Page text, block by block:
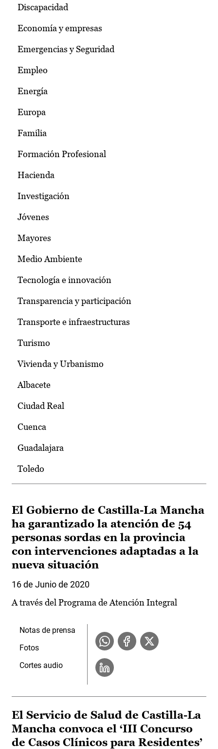
Discapacidad
Economía y empresas
Emergencias y Seguridad
Empleo
Energía
Europa
Familia
Formación Profesional
Hacienda
Investigación
Jóvenes
Mayores
Medio Ambiente
Tecnología e innovación
Transparencia y participación
Transporte e infraestructuras
Turismo
Vivienda y Urbanismo
Albacete
Ciudad Real
Cuenca
Guadalajara
Toledo
El Gobierno de Castilla-La Mancha
ha garantizado la atención de 54
personas sordas en la provincia
con intervenciones adaptadas a la
nueva situación
16 de Junio de 2020
A través del Programa de Atención Integral
Notas de prensa
Fotos
Cortes audio
El Servicio de Salud de Castilla-La
Mancha convoca el ‘III Concurso
de Casos Clínicos para Residentes’